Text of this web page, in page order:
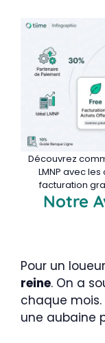
Découvrez
LMNP avec
facturation
Notre
Pour un loueur
reine. On a
chaque
une aubaine